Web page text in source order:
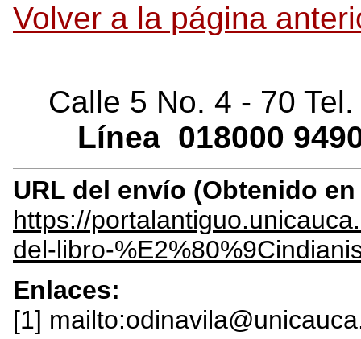
Volver a la página
Calle 5 No. 4 - 70
Línea 018000
URL del envío (Obtenido
https://
del-libro-
Enlaces:
[1]